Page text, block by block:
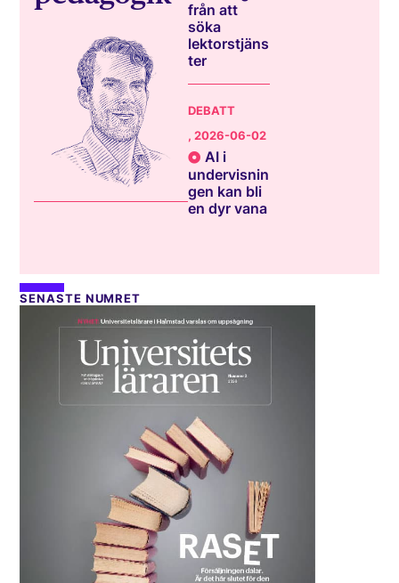
från att
söka
lektorstjäns
ter
DEBATT
, 2026-06-02
AI i
undervisnin
gen kan bli
en dyr vana
SENASTE NUMRET